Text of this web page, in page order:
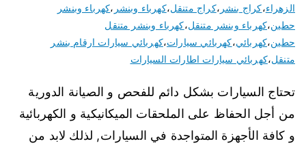
الزهراء،كراج بنشر ،كراج متنقل،كهرباء وبنشر ،كهرباء وبنشر
حطين،كهرباء وبنشر متنقل،كهرباء وبنشر متنقل
حطين،كهربائي،كهربائي سيارات،كهربائي سيارات ارقام بنشر
متنقل،كهربائي سيارات اطارات السيارات
تحتاج السيارات بشكل دائم للفحص و الصيانة الدورية
من أجل الحفاظ على الملحقات الميكانيكية و الكهربائية
و كافة الأجهزة المتواجدة في السيارات, لذلك لابد من